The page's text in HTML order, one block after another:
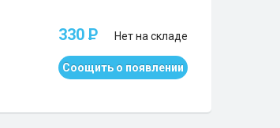
330 P Нет на складе
Соощить о появлении